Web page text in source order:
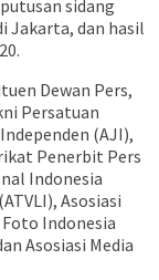
sidang
Jakarta, dan hasil
Dewan Pers,
Persatuan
(AJI),
Penerbit Pers
Indonesia
Asosiasi
Indonesia
Asosiasi Media